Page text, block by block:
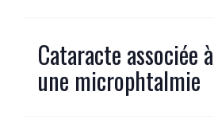
Cataracte associée à
une microphtalmie